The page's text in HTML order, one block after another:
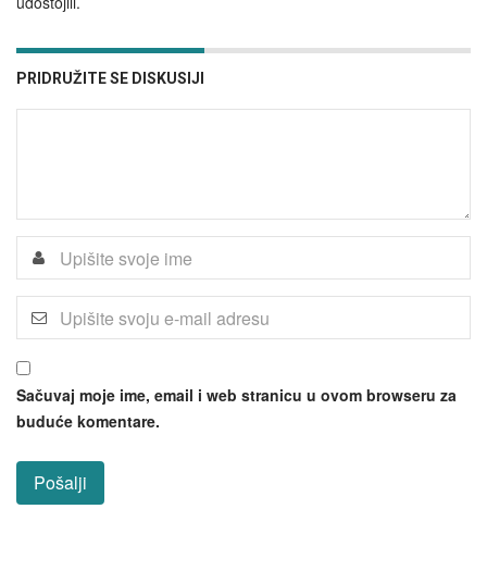
PRIDRUŽITE SE DISKUSIJI
Sačuvaj moje ime, email i web stranicu u ovom browseru za
buduće komentare.